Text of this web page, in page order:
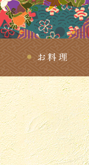
店舗のご案内